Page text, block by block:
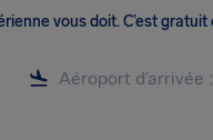
vous doit.C’est